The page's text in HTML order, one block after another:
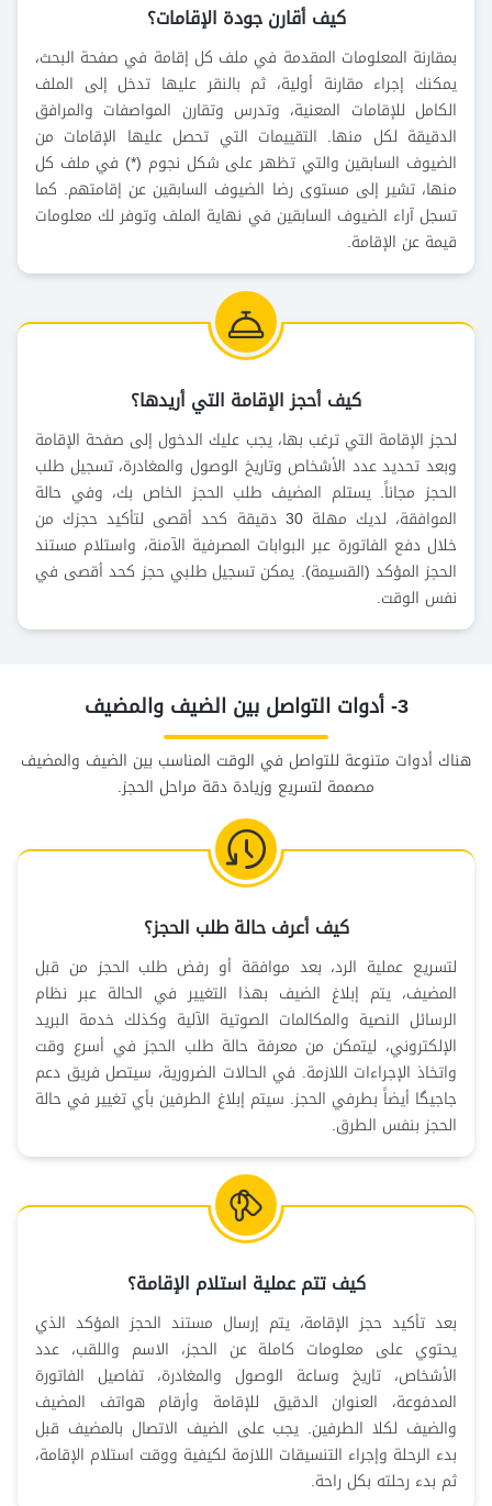
كيف أقارن جودة الإقامات؟
بمقارنة المعلومات المقدمة في ملف كل إقامة في صفحة البحث،
يمكنك إجراء مقارنة أولية، ثم بالنقر عليها تدخل إلى الملف
الكامل للإقامات المعنية، وتدرس وتقارن المواصفات والمرافق
الدقيقة لكل منها. التقييمات التي تحصل عليها الإقامات من
الضيوف السابقين والتي تظهر على شكل نجوم (*) في ملف كل
منها، تشير إلى مستوى رضا الضيوف السابقين عن إقامتهم. كما
تسجل آراء الضيوف السابقين في نهاية الملف وتوفر لك معلومات
قيمة عن الإقامة.
كيف أحجز الإقامة التي أريدها؟
لحجز الإقامة التي ترغب بها، يجب عليك الدخول إلى صفحة الإقامة
وبعد تحديد عدد الأشخاص وتاريخ الوصول والمغادرة، تسجيل طلب
الحجز مجاناً. يستلم المضيف طلب الحجز الخاص بك، وفي حالة
الموافقة، لديك مهلة 30 دقيقة كحد أقصى لتأكيد حجزك من
خلال دفع الفاتورة عبر البوابات المصرفية الآمنة، واستلام مستند
الحجز المؤكد (القسيمة). يمكن تسجيل طلبي حجز كحد أقصى في
نفس الوقت.
3- أدوات التواصل بين الضيف والمضيف
هناك أدوات متنوعة للتواصل في الوقت المناسب بين الضيف والمضيف
مصممة لتسريع وزيادة دقة مراحل الحجز.
كيف أعرف حالة طلب الحجز؟
لتسريع عملية الرد، بعد موافقة أو رفض طلب الحجز من قبل
المضيف، يتم إبلاغ الضيف بهذا التغيير في الحالة عبر نظام
الرسائل النصية والمكالمات الصوتية الآلية وكذلك خدمة البريد
الإلكتروني، ليتمكن من معرفة حالة طلب الحجز في أسرع وقت
واتخاذ الإجراءات اللازمة. في الحالات الضرورية، سيتصل فريق دعم
جاجيگا أيضاً بطرفي الحجز. سيتم إبلاغ الطرفين بأي تغيير في حالة
الحجز بنفس الطرق.
كيف تتم عملية استلام الإقامة؟
بعد تأكيد حجز الإقامة، يتم إرسال مستند الحجز المؤكد الذي
يحتوي على معلومات كاملة عن الحجز، الاسم واللقب، عدد
الأشخاص، تاريخ وساعة الوصول والمغادرة، تفاصيل الفاتورة
المدفوعة، العنوان الدقيق للإقامة وأرقام هواتف المضيف
والضيف لكلا الطرفين. يجب على الضيف الاتصال بالمضيف قبل
بدء الرحلة وإجراء التنسيقات اللازمة لكيفية ووقت استلام الإقامة،
ثم بدء رحلته بكل راحة.